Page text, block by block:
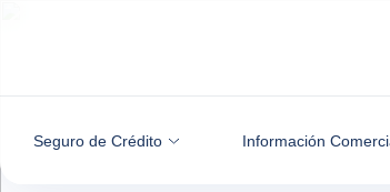
Seguro de Crédito Información